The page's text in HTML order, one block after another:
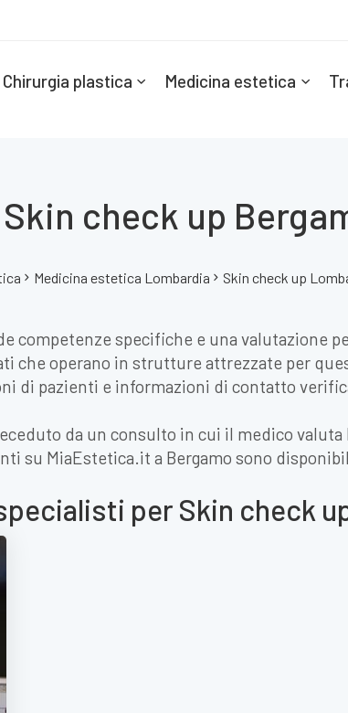
Chirurgia plastica Medicina estetica
Skin check up
Medicina estetica Lombardia Skin check up
competenze specifiche e una valutazione
che operano in strutture attrezzate per
di pazienti e informazioni di contatto
da un consulto in cui il medico
su MiaEstetica.it a Bergamo sono
per Skin check